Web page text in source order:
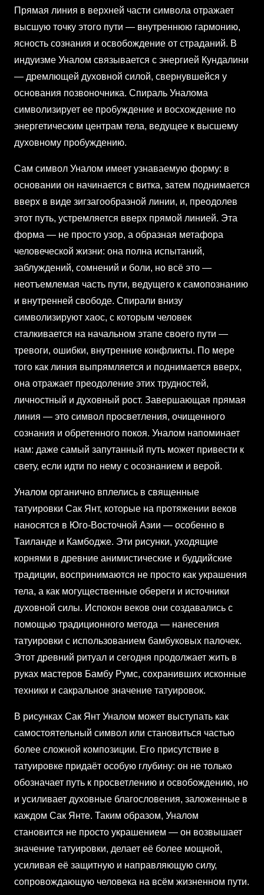
Прямая линия в верхней части символа отражает
высшую точку этого пути — внутреннюю гармонию,
ясность сознания и освобождение от страданий. В
индуизме Уналом связывается с энергией Кундалини
— дремлющей духовной силой, свернувшейся у
основания позвоночника. Спираль Уналома
символизирует ее пробуждение и восхождение по
энергетическим центрам тела, ведущее к высшему
духовному пробуждению.
Сам символ Уналом имеет узнаваемую форму: в
основании он начинается с витка, затем поднимается
вверх в виде зигзагообразной линии, и, преодолев
этот путь, устремляется вверх прямой линией. Эта
форма — не просто узор, а образная метафора
человеческой жизни: она полна испытаний,
заблуждений, сомнений и боли, но всё это —
неотъемлемая часть пути, ведущего к самопознанию
и внутренней свободе. Спирали внизу
символизируют хаос, с которым человек
сталкивается на начальном этапе своего пути —
тревоги, ошибки, внутренние конфликты. По мере
того как линия выпрямляется и поднимается вверх,
она отражает преодоление этих трудностей,
личностный и духовный рост. Завершающая прямая
линия — это символ просветления, очищенного
сознания и обретенного покоя. Уналом напоминает
нам: даже самый запутанный путь может привести к
свету, если идти по нему с осознанием и верой.
Уналом органично вплелись в священные
татуировки Сак Янт, которые на протяжении веков
наносятся в Юго-Восточной Азии — особенно в
Таиланде и Камбодже. Эти рисунки, уходящие
корнями в древние анимистические и буддийские
традиции, воспринимаются не просто как украшения
тела, а как могущественные обереги и источники
духовной силы. Испокон веков они создавались с
помощью традиционного метода — нанесения
татуировки с использованием бамбуковых палочек.
Этот древний ритуал и сегодня продолжает жить в
руках мастеров Бамбу Румс, сохранивших исконные
техники и сакральное значение татуировок.
В рисунках Сак Янт Уналом может выступать как
самостоятельный символ или становиться частью
более сложной композиции. Его присутствие в
татуировке придаёт особую глубину: он не только
обозначает путь к просветлению и освобождению, но
и усиливает духовные благословения, заложенные в
каждом Сак Янте. Таким образом, Уналом
становится не просто украшением — он возвышает
значение татуировки, делает её более мощной,
усиливая её защитную и направляющую силу,
сопровождающую человека на всём жизненном пути.